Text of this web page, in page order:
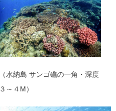
（水納島 サンゴ礁の一角・深度
３～４M）